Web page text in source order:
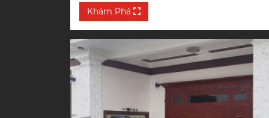
vấn đề được thắc mắc nhiều nhất mà khách
hàng gửi về cho chúng tôi -Cửa An Phát Hà
Tĩnh ?
Khám Phá